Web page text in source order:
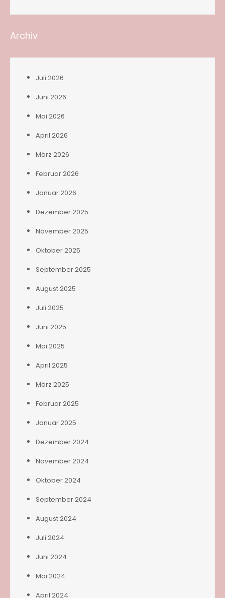
Archiv
Juli 2026
Juni 2026
Mai 2026
April 2026
März 2026
Februar 2026
Januar 2026
Dezember 2025
November 2025
Oktober 2025
September 2025
August 2025
Juli 2025
Juni 2025
Mai 2025
April 2025
März 2025
Februar 2025
Januar 2025
Dezember 2024
November 2024
Oktober 2024
September 2024
August 2024
Juli 2024
Juni 2024
Mai 2024
April 2024